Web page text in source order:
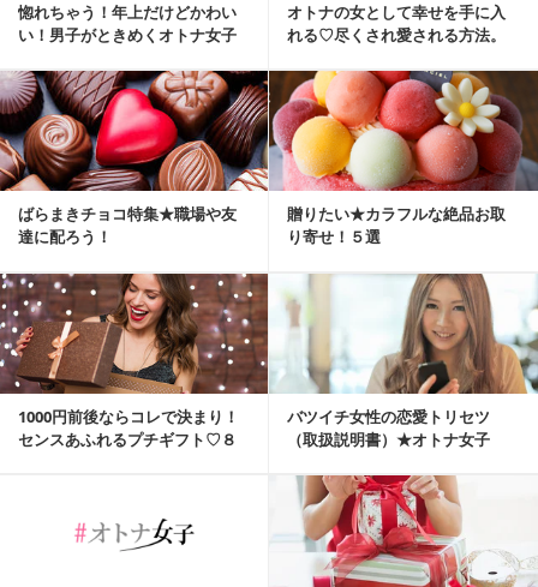
惚れちゃう！年上だけどかわい
い！男子がときめくオトナ女子
オトナの女として幸せを手に入
れる♡尽くされ愛される方法。
ばらまきチョコ特集★職場や友
達に配ろう！
贈りたい★カラフルな絶品お取
り寄せ！５選
1000円前後ならコレで決まり！
センスあふれるプチギフト♡８
バツイチ女性の恋愛トリセツ
（取扱説明書）★オトナ女子